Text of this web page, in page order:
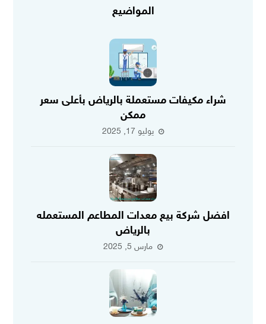
المواضيع
شراء مكيفات مستعملة بالرياض بأعلى سعر
ممكن
يوليو 17, 2025
افضل شركة بيع معدات المطاعم المستعمله
بالرياض
مارس 5, 2025